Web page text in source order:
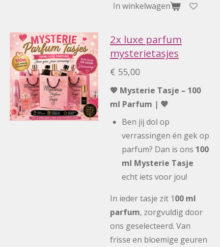
In winkelwagen
2x luxe parfum
mysterietasjes
€ 55,00
💖 Mysterie Tasje – 100
ml Parfum | 💖
Ben jij dol op
verrassingen én gek op
parfum? Dan is ons 100
ml Mysterie Tasje
echt iets voor jou!
In ieder tasje zit 100 ml
parfum, zorgvuldig door
ons geselecteerd. Van
frisse en bloemige geuren